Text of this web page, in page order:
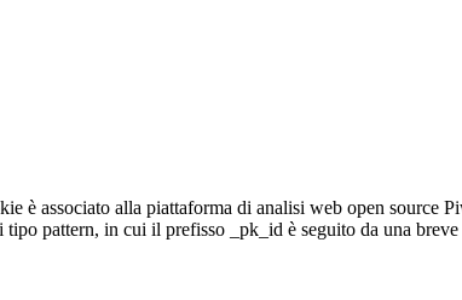
è associato alla piattaforma di analisi web open
pattern, in cui il prefisso _pk_id è seguito da una